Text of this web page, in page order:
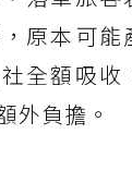
原本可能
全額吸收
外負擔。